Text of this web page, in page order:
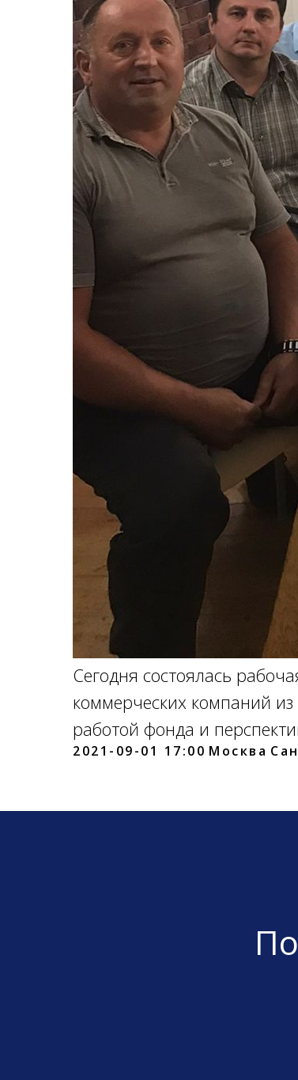
Сегодня состоялась
коммерческих компаний
работой фонда и
2021-09-01 17:00 Москва